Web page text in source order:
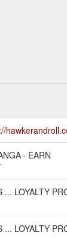
· EARN
LOYALTY
LOYALTY